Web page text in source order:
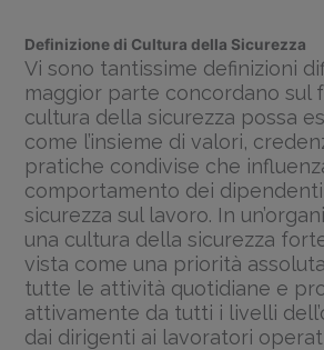
Definizione di Cultura della Sicurezza
Vi sono tantissime definizioni
maggior parte concordano sul
cultura della sicurezza possa
come l’insieme di valori,
pratiche condivise che
comportamento dei
sicurezza sul lavoro. In
una cultura della sicurezza
vista come una priorità
tutte le attività quotidiane e
attivamente da tutti i livelli
dai dirigenti ai lavoratori